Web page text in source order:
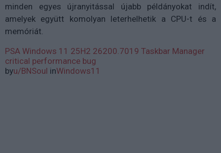
minden egyes újranyitással újabb példányokat indít,
amelyek együtt komolyan leterhelhetik a CPU-t és a
memóriát.
PSA Windows 11 25H2 26200.7019 Taskbar Manager
critical performance bug
byu/BNSoul inWindows11